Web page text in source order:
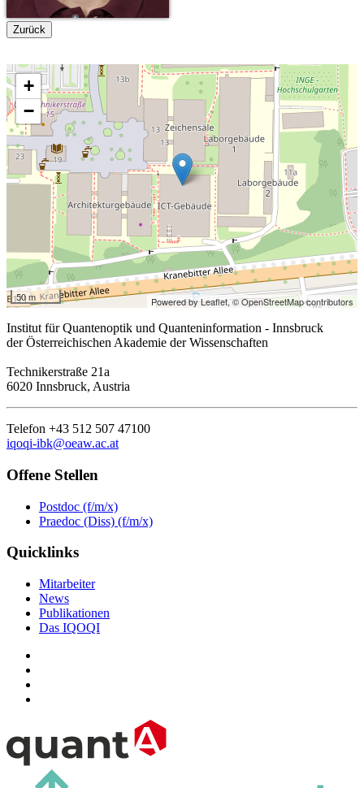
Zurück
+
−
50 m Powered by Leaflet,© OpenStreetMap contributors
Institut für Quantenoptik und Quanteninformation - Innsbruck
der Österreichischen Akademie der Wissenschaften
Technikerstraße 21a
6020 Innsbruck, Austria
Telefon +43 512 507 47100
iqoqi-ibk@oeaw.ac.at
Offene Stellen
Postdoc (f/m/x)
Praedoc (Diss) (f/m/x)
Quicklinks
Mitarbeiter
News
Publikationen
Das IQOQI